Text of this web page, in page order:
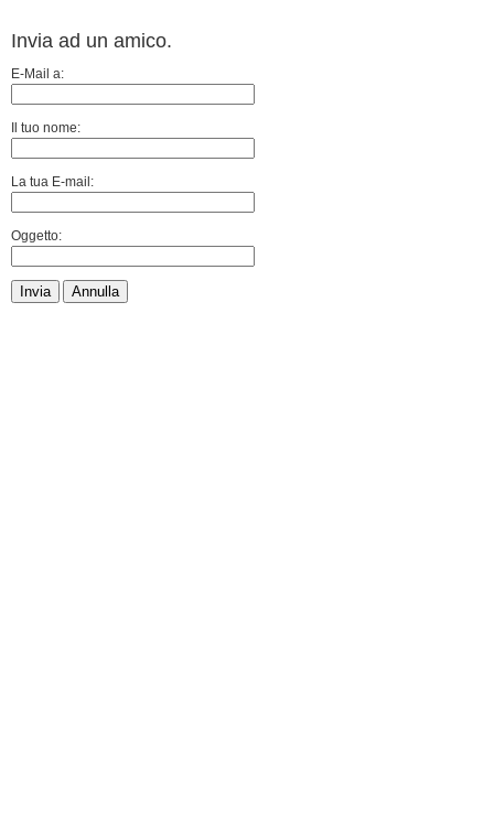
Invia ad un amico.
E-Mail a:
Il tuo nome:
La tua E-mail:
Oggetto:
Invia Annulla